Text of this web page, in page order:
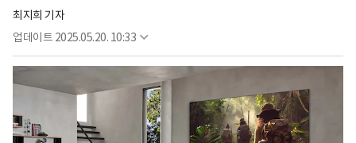
최지희 기자
업데이트 2025.05.20. 10:33